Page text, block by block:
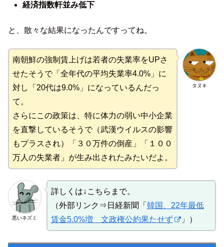
経済指数軒並み低下
と、散々な結果になったんですってね。
タヌキ
南朝鮮の強制賃上げは若者の失業率をUPさ
せたそうで「全年代の平均失業率4.0%」に
対し「20代は9.0%」になっているんだっ
て。
さらにこの政策は、特に体力の弱い中小企業
を直撃しているそうで（武漢ウイルスの影響
もプラスされ）「３０万件の倒産」「１００
万人の失業者」が生み出されたみたいだよ。
悪いネズミ
詳しくは↓こちらまで。
（外部リンク⇒日経新聞「 韓国、22年最低
賃金5.0%増 文政権公約果たせず
」）